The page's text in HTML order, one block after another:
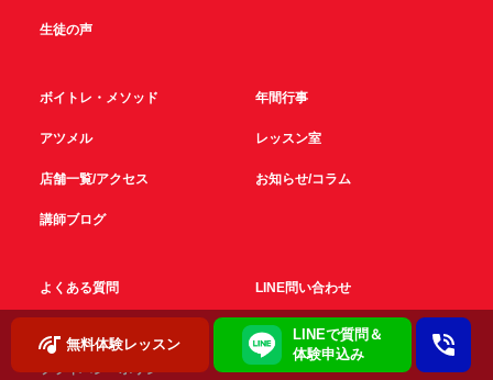
無料体験レッスン
LINEで質問＆
体験申込み
生徒の声
ボイトレ・メソッド 年間行事
アツメル レッスン室
店舗一覧/アクセス お知らせ/コラム
講師ブログ
よくある質問 LINE問い合わせ
採用情報
プライバシーポリシー